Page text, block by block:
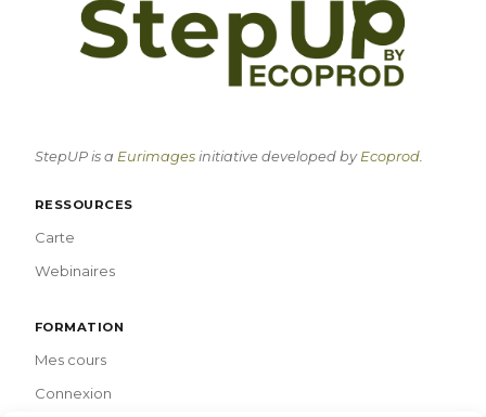
StepUP is a Eurimages initiative developed by Ecoprod.
RESSOURCES
Carte
Webinaires
FORMATION
Mes cours
Connexion